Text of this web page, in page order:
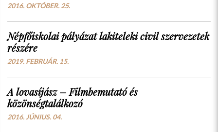
2016. OKTÓBER. 25.
Népfőiskolai pályázat lakiteleki civil szervezetek
részére
2019. FEBRUÁR. 15.
A lovasíjász – Filmbemutató és
közönségtalálkozó
2016. JÚNIUS. 04.